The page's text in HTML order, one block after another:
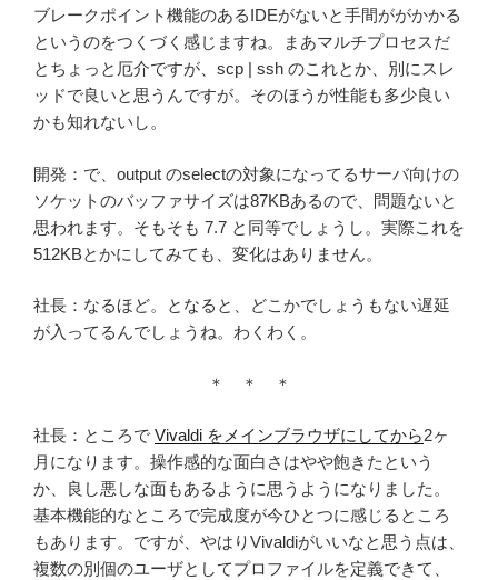
ブレークポイント機能のあるIDEがないと手間ががかかる
というのをつくづく感じますね。まあマルチプロセスだ
とちょっと厄介ですが、scp | ssh のこれとか、別にスレ
ッドで良いと思うんですが。そのほうが性能も多少良い
かも知れないし。
開発：で、output のselectの対象になってるサーバ向けの
ソケットのバッファサイズは87KBあるので、問題ないと
思われます。そもそも 7.7 と同等でしょうし。実際これを
512KBとかにしてみても、変化はありません。
社長：なるほど。となると、どこかでしょうもない遅延
が入ってるんでしょうね。わくわく。
＊ ＊ ＊
社長：ところで Vivaldi をメインブラウザにしてから2ヶ
月になります。操作感的な面白さはやや飽きたという
か、良し悪しな面もあるように思うようになりました。
基本機能的なところで完成度が今ひとつに感じるところ
もあります。ですが、やはりVivaldiがいいなと思う点は、
複数の別個のユーザとしてプロファイルを定義できて、